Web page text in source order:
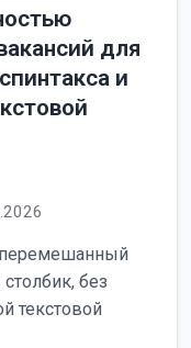
для
и
без
текстовой